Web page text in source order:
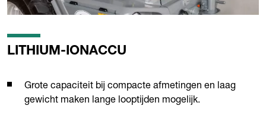
LITHIUM-IONACCU
Grote capaciteit bij compacte afmetingen en laag
gewicht maken lange looptijden mogelijk.